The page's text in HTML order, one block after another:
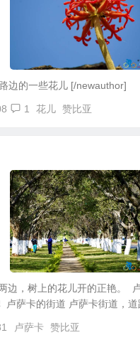
边的一些花儿 [/newauthor]
1 花儿 赞比亚
边，树上的花儿开的正艳。
萨卡的街道 卢萨卡街道，道
卢萨卡 赞比亚